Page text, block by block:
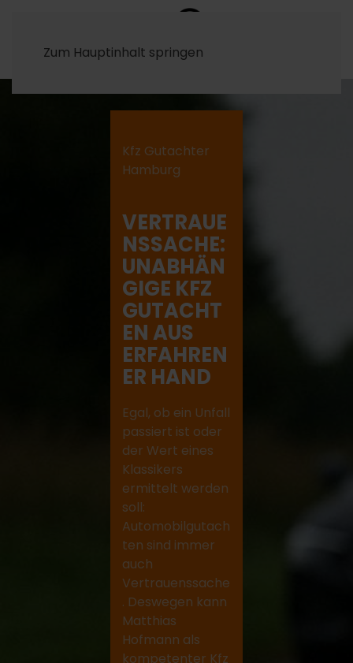
Zum Hauptinhalt springen
Kfz Gutachter
Hamburg
VERTRAUE
NSSACHE:
UNABHÄN
GIGE KFZ
GUTACHT
EN AUS
ERFAHREN
ER HAND
Egal, ob ein Unfall
passiert ist oder
der Wert eines
Klassikers
ermittelt werden
soll:
Automobilgutach
ten sind immer
auch
Vertrauenssache
. Deswegen kann
Matthias
Hofmann als
kompetenter Kfz